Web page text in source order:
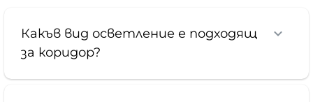
Какъв вид осветление е подходящ
за коридор?